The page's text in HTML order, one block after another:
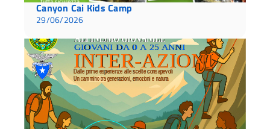
Canyon Cai Kids Camp
29/06/2026